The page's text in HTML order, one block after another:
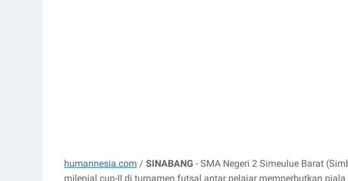
humannesia.com / SINABANG - SMA Negeri 2 Simeulue Barat
milenial cup-II di turnamen futsal antar pelajar memperbutkan